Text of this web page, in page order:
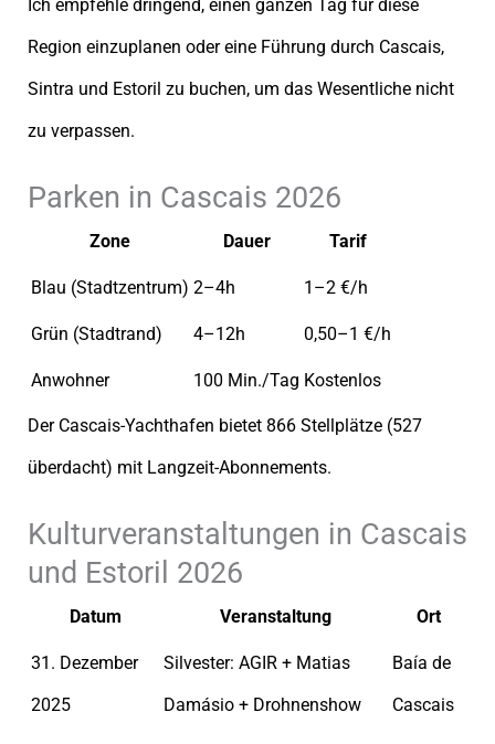
Ich empfehle dringend, einen ganzen Tag für diese
Region einzuplanen oder eine Führung durch Cascais,
Sintra und Estoril zu buchen, um das Wesentliche nicht
zu verpassen.
Parken in Cascais 2026
Zone Dauer Tarif
Blau (Stadtzentrum) 2–4h 1–2 €/h
Grün (Stadtrand) 4–12h 0,50–1 €/h
Anwohner 100 Min./Tag Kostenlos
Der Cascais-Yachthafen bietet 866 Stellplätze (527
überdacht) mit Langzeit-Abonnements.
Kulturveranstaltungen in Cascais
und Estoril 2026
Datum Veranstaltung Ort
31. Dezember
2025
Silvester: AGIR + Matias
Damásio + Drohnenshow
Baía de
Cascais